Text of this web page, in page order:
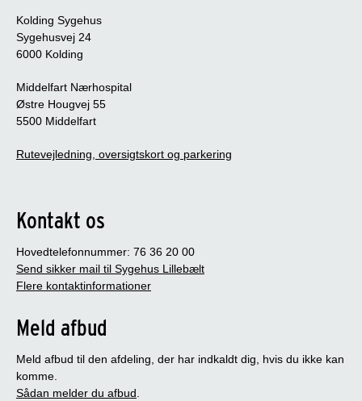
Kolding Sygehus
Sygehusvej 24
6000 Kolding
Middelfart Nærhospital
Østre Hougvej 55
5500 Middelfart
Rutevejledning, oversigtskort og parkering
Kontakt os
Hovedtelefonnummer: 76 36 20 00
Send sikker mail til Sygehus Lillebælt
Flere kontaktinformationer
Meld afbud
Meld afbud til den afdeling, der har indkaldt dig, hvis du ikke kan
komme.
Sådan melder du afbud.